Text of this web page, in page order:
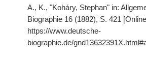
A., K., "Koháry, Stephan" in:
Biographie 16 (1882), S. 421
https://www.deutsche-
biographie.de/